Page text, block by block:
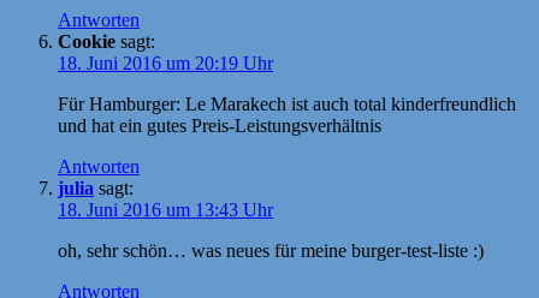
Antworten
Cookie sagt:
18. Juni 2016 um 20:19 Uhr
Für Hamburger: Le Marakech ist auch total kinderfreundlich
und hat ein gutes Preis-Leistungsverhältnis
Antworten
julia sagt:
18. Juni 2016 um 13:43 Uhr
oh, sehr schön… was neues für meine burger-test-liste :)
Antworten